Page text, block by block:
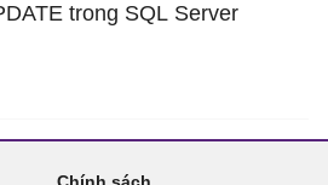
trong SQL Server